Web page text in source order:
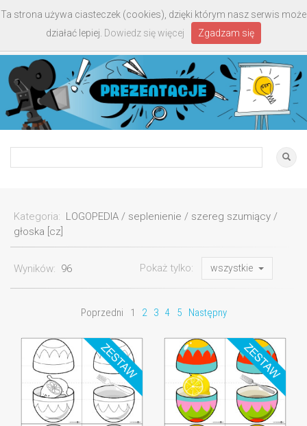
Kategoria:
LOGOPEDIA / seplenienie / szereg szumiący /
głoska [cz]
Wyników: 96 Pokaż tylko: wszystkie
Poprzedni 1 2 3 4 5 Następny
Ta strona używa ciasteczek (cookies), dzięki którym nasz serwis może
działać lepiej. Dowiedz się więcej Zgadzam się